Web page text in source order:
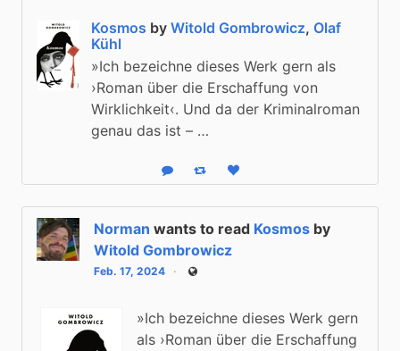
Kosmos by Witold Gombrowicz, Olaf
Kühl
»Ich bezeichne dieses Werk gern als
›Roman über die Erschaffung von
Wirklichkeit‹. Und da der Kriminalroman
genau das ist – …
Reply Boost statusLike status
Norman wants to read Kosmos by
Witold Gombrowicz
Feb. 17, 2024 Public
»Ich bezeichne dieses Werk gern
als ›Roman über die Erschaffung